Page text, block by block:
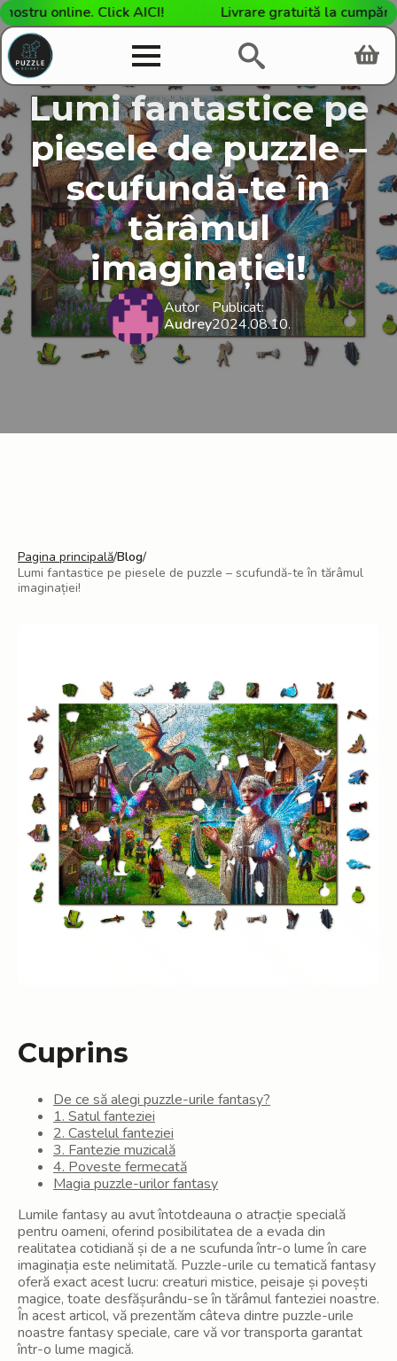
Click AICI! Livrare gratuită la cumpărături
Lumi fantastice pe
piesele de puzzle –
scufundă-te în
tărâmul
imaginației!
Autor
Audrey
Publicat:
2024.08.10.
Pagina principală/Blog/
Lumi fantastice pe piesele de puzzle – scufundă-te în tărâmul
imaginației!
Cuprins
De ce să alegi puzzle-urile fantasy?
1. Satul fanteziei
2. Castelul fanteziei
3. Fantezie muzicală
4. Poveste fermecată
Magia puzzle-urilor fantasy
Lumile fantasy au avut întotdeauna o atracție specială
pentru oameni, oferind posibilitatea de a evada din
realitatea cotidiană și de a ne scufunda într-o lume în care
imaginația este nelimitată. Puzzle-urile cu tematică fantasy
oferă exact acest lucru: creaturi mistice, peisaje și povești
magice, toate desfășurându-se în tărâmul fanteziei noastre.
În acest articol, vă prezentăm câteva dintre puzzle-urile
noastre fantasy speciale, care vă vor transporta garantat
într-o lume magică.